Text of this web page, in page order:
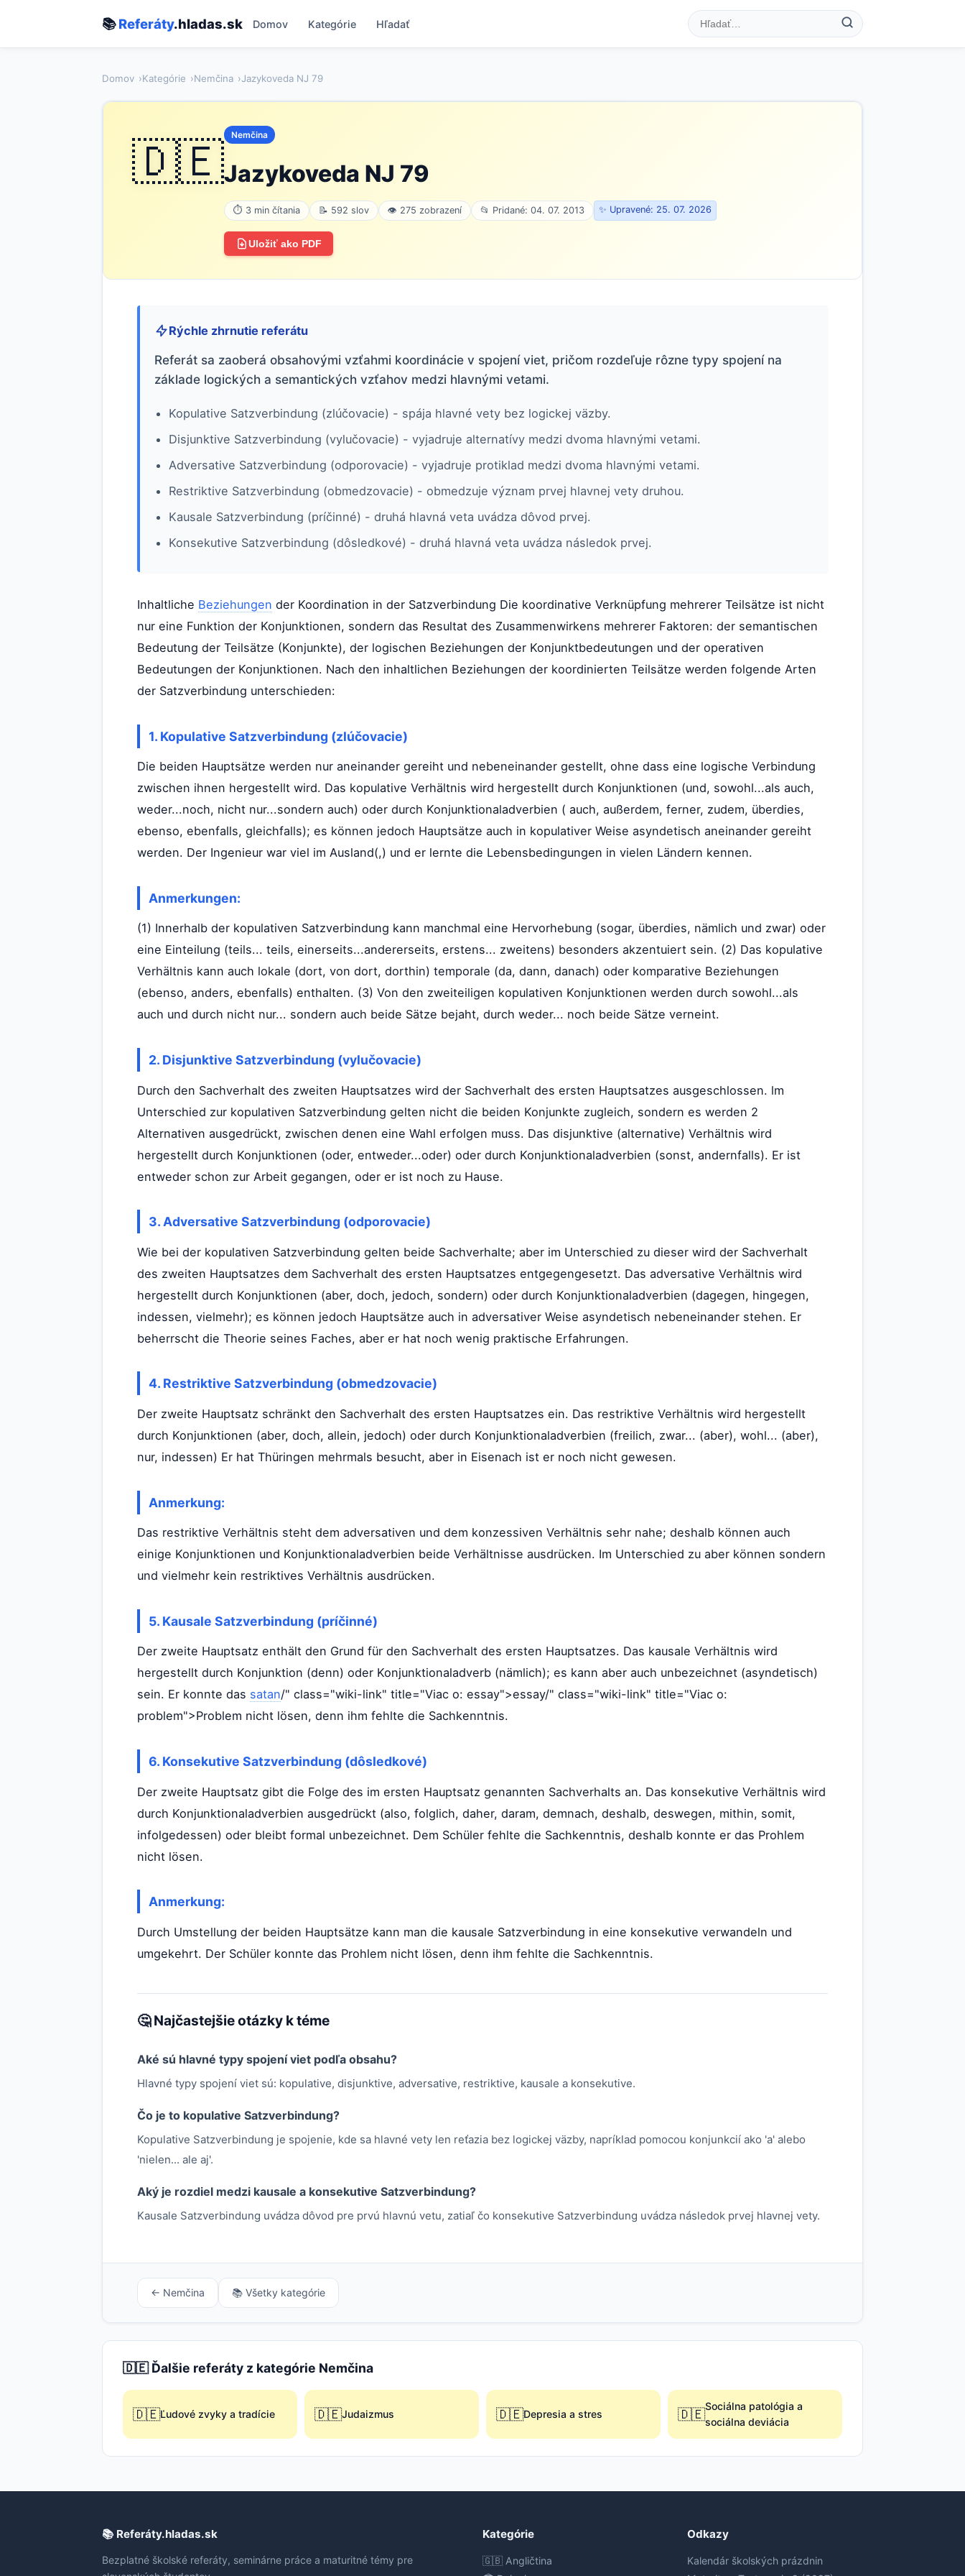
📚Referáty.hladas.sk Domov Kategórie Hľadať
Domov Kategórie Nemčina Jazykoveda NJ 79
🇩🇪 Nemčina
Jazykoveda NJ 79
⏱ 3 min čítania 📝 592 slov 👁 275 zobrazení 📂 Pridané: 04. 07. 2013 ✨ Upravené: 25. 07. 2026
Uložiť ako PDF
Rýchle zhrnutie referátu
Referát sa zaoberá obsahovými vzťahmi koordinácie v spojení viet, pričom rozdeľuje rôzne typy spojení na
základe logických a semantických vzťahov medzi hlavnými vetami.
Kopulative Satzverbindung (zlúčovacie) - spája hlavné vety bez logickej väzby.
Disjunktive Satzverbindung (vylučovacie) - vyjadruje alternatívy medzi dvoma hlavnými vetami.
Adversative Satzverbindung (odporovacie) - vyjadruje protiklad medzi dvoma hlavnými vetami.
Restriktive Satzverbindung (obmedzovacie) - obmedzuje význam prvej hlavnej vety druhou.
Kausale Satzverbindung (príčinné) - druhá hlavná veta uvádza dôvod prvej.
Konsekutive Satzverbindung (dôsledkové) - druhá hlavná veta uvádza následok prvej.
Inhaltliche Beziehungen der Koordination in der Satzverbindung Die koordinative Verknüpfung mehrerer Teilsätze ist nicht
nur eine Funktion der Konjunktionen, sondern das Resultat des Zusammenwirkens mehrerer Faktoren: der semantischen
Bedeutung der Teilsätze (Konjunkte), der logischen Beziehungen der Konjunktbedeutungen und der operativen
Bedeutungen der Konjunktionen. Nach den inhaltlichen Beziehungen der koordinierten Teilsätze werden folgende Arten
der Satzverbindung unterschieden:
1. Kopulative Satzverbindung (zlúčovacie)
Die beiden Hauptsätze werden nur aneinander gereiht und nebeneinander gestellt, ohne dass eine logische Verbindung
zwischen ihnen hergestellt wird. Das kopulative Verhältnis wird hergestellt durch Konjunktionen (und, sowohl...als auch,
weder...noch, nicht nur...sondern auch) oder durch Konjunktionaladverbien ( auch, außerdem, ferner, zudem, überdies,
ebenso, ebenfalls, gleichfalls); es können jedoch Hauptsätze auch in kopulativer Weise asyndetisch aneinander gereiht
werden. Der Ingenieur war viel im Ausland(,) und er lernte die Lebensbedingungen in vielen Ländern kennen.
Anmerkungen:
(1) Innerhalb der kopulativen Satzverbindung kann manchmal eine Hervorhebung (sogar, überdies, nämlich und zwar) oder
eine Einteilung (teils... teils, einerseits...andererseits, erstens... zweitens) besonders akzentuiert sein. (2) Das kopulative
Verhältnis kann auch lokale (dort, von dort, dorthin) temporale (da, dann, danach) oder komparative Beziehungen
(ebenso, anders, ebenfalls) enthalten. (3) Von den zweiteiligen kopulativen Konjunktionen werden durch sowohl...als
auch und durch nicht nur... sondern auch beide Sätze bejaht, durch weder... noch beide Sätze verneint.
2. Disjunktive Satzverbindung (vylučovacie)
Durch den Sachverhalt des zweiten Hauptsatzes wird der Sachverhalt des ersten Hauptsatzes ausgeschlossen. lm
Unterschied zur kopulativen Satzverbindung gelten nicht die beiden Konjunkte zugleich, sondern es werden 2
Alternativen ausgedrückt, zwischen denen eine Wahl erfolgen muss. Das disjunktive (alternative) Verhältnis wird
hergestellt durch Konjunktionen (oder, entweder...oder) oder durch Konjunktionaladverbien (sonst, andernfalls). Er ist
entweder schon zur Arbeit gegangen, oder er ist noch zu Hause.
3. Adversative Satzverbindung (odporovacie)
Wie bei der kopulativen Satzverbindung gelten beide Sachverhalte; aber im Unterschied zu dieser wird der Sachverhalt
des zweiten Hauptsatzes dem Sachverhalt des ersten Hauptsatzes entgegengesetzt. Das adversative Verhältnis wird
hergestellt durch Konjunktionen (aber, doch, jedoch, sondern) oder durch Konjunktionaladverbien (dagegen, hingegen,
indessen, vielmehr); es können jedoch Hauptsätze auch in adversativer Weise asyndetisch nebeneinander stehen. Er
beherrscht die Theorie seines Faches, aber er hat noch wenig praktische Erfahrungen.
4. Restriktive Satzverbindung (obmedzovacie)
Der zweite Hauptsatz schränkt den Sachverhalt des ersten Hauptsatzes ein. Das restriktive Verhältnis wird hergestellt
durch Konjunktionen (aber, doch, allein, jedoch) oder durch Konjunktionaladverbien (freilich, zwar... (aber), wohl... (aber),
nur, indessen) Er hat Thüringen mehrmals besucht, aber in Eisenach ist er noch nicht gewesen.
Anmerkung:
Das restriktive Verhältnis steht dem adversativen und dem konzessiven Verhältnis sehr nahe; deshalb können auch
einige Konjunktionen und Konjunktionaladverbien beide Verhältnisse ausdrücken. Im Unterschied zu aber können sondern
und vielmehr kein restriktives Verhältnis ausdrücken.
5. Kausale Satzverbindung (príčinné)
Der zweite Hauptsatz enthält den Grund für den Sachverhalt des ersten Hauptsatzes. Das kausale Verhältnis wird
hergestellt durch Konjunktion (denn) oder Konjunktionaladverb (nämlich); es kann aber auch unbezeichnet (asyndetisch)
sein. Er konnte das satan/" class="wiki-link" title="Viac o: essay">essay/" class="wiki-link" title="Viac o:
problem">Problem nicht lösen, denn ihm fehlte die Sachkenntnis.
6. Konsekutive Satzverbindung (dôsledkové)
Der zweite Hauptsatz gibt die Folge des im ersten Hauptsatz genannten Sachverhalts an. Das konsekutive Verhältnis wird
durch Konjunktionaladverbien ausgedrückt (also, folglich, daher, daram, demnach, deshalb, deswegen, mithin, somit,
infolgedessen) oder bleibt formal unbezeichnet. Dem Schüler fehlte die Sachkenntnis, deshalb konnte er das Prohlem
nicht lösen.
Anmerkung:
Durch Umstellung der beiden Hauptsätze kann man die kausale Satzverbindung in eine konsekutive verwandeln und
umgekehrt. Der Schüler konnte das Prohlem nicht lösen, denn ihm fehlte die Sachkenntnis.
🤔 Najčastejšie otázky k téme
Aké sú hlavné typy spojení viet podľa obsahu?
Hlavné typy spojení viet sú: kopulative, disjunktive, adversative, restriktive, kausale a konsekutive.
Čo je to kopulative Satzverbindung?
Kopulative Satzverbindung je spojenie, kde sa hlavné vety len reťazia bez logickej väzby, napríklad pomocou konjunkcií ako 'a' alebo
'nielen... ale aj'.
Aký je rozdiel medzi kausale a konsekutive Satzverbindung?
Kausale Satzverbindung uvádza dôvod pre prvú hlavnú vetu, zatiaľ čo konsekutive Satzverbindung uvádza následok prvej hlavnej vety.
← Nemčina 📚 Všetky kategórie
🇩🇪 Ďalšie referáty z kategórie Nemčina
🇩🇪Ľudové zvyky a tradície 🇩🇪Judaizmus 🇩🇪Depresia a stres 🇩🇪Sociálna patológia a
sociálna deviácia
📚 Referáty.hladas.sk
Bezplatné školské referáty, seminárne práce a maturitné témy pre
Kategórie
🇬🇧 Angličtina
Odkazy
Kalendár školských prázdnin